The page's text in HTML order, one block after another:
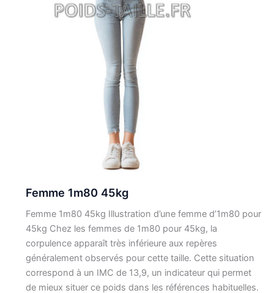
Femme 1m80 45kg
Femme 1m80 45kg Illustration d’une femme d’1m80 pour
45kg Chez les femmes de 1m80 pour 45kg, la
corpulence apparaît très inférieure aux repères
généralement observés pour cette taille. Cette situation
correspond à un IMC de 13,9, un indicateur qui permet
de mieux situer ce poids dans les références habituelles.